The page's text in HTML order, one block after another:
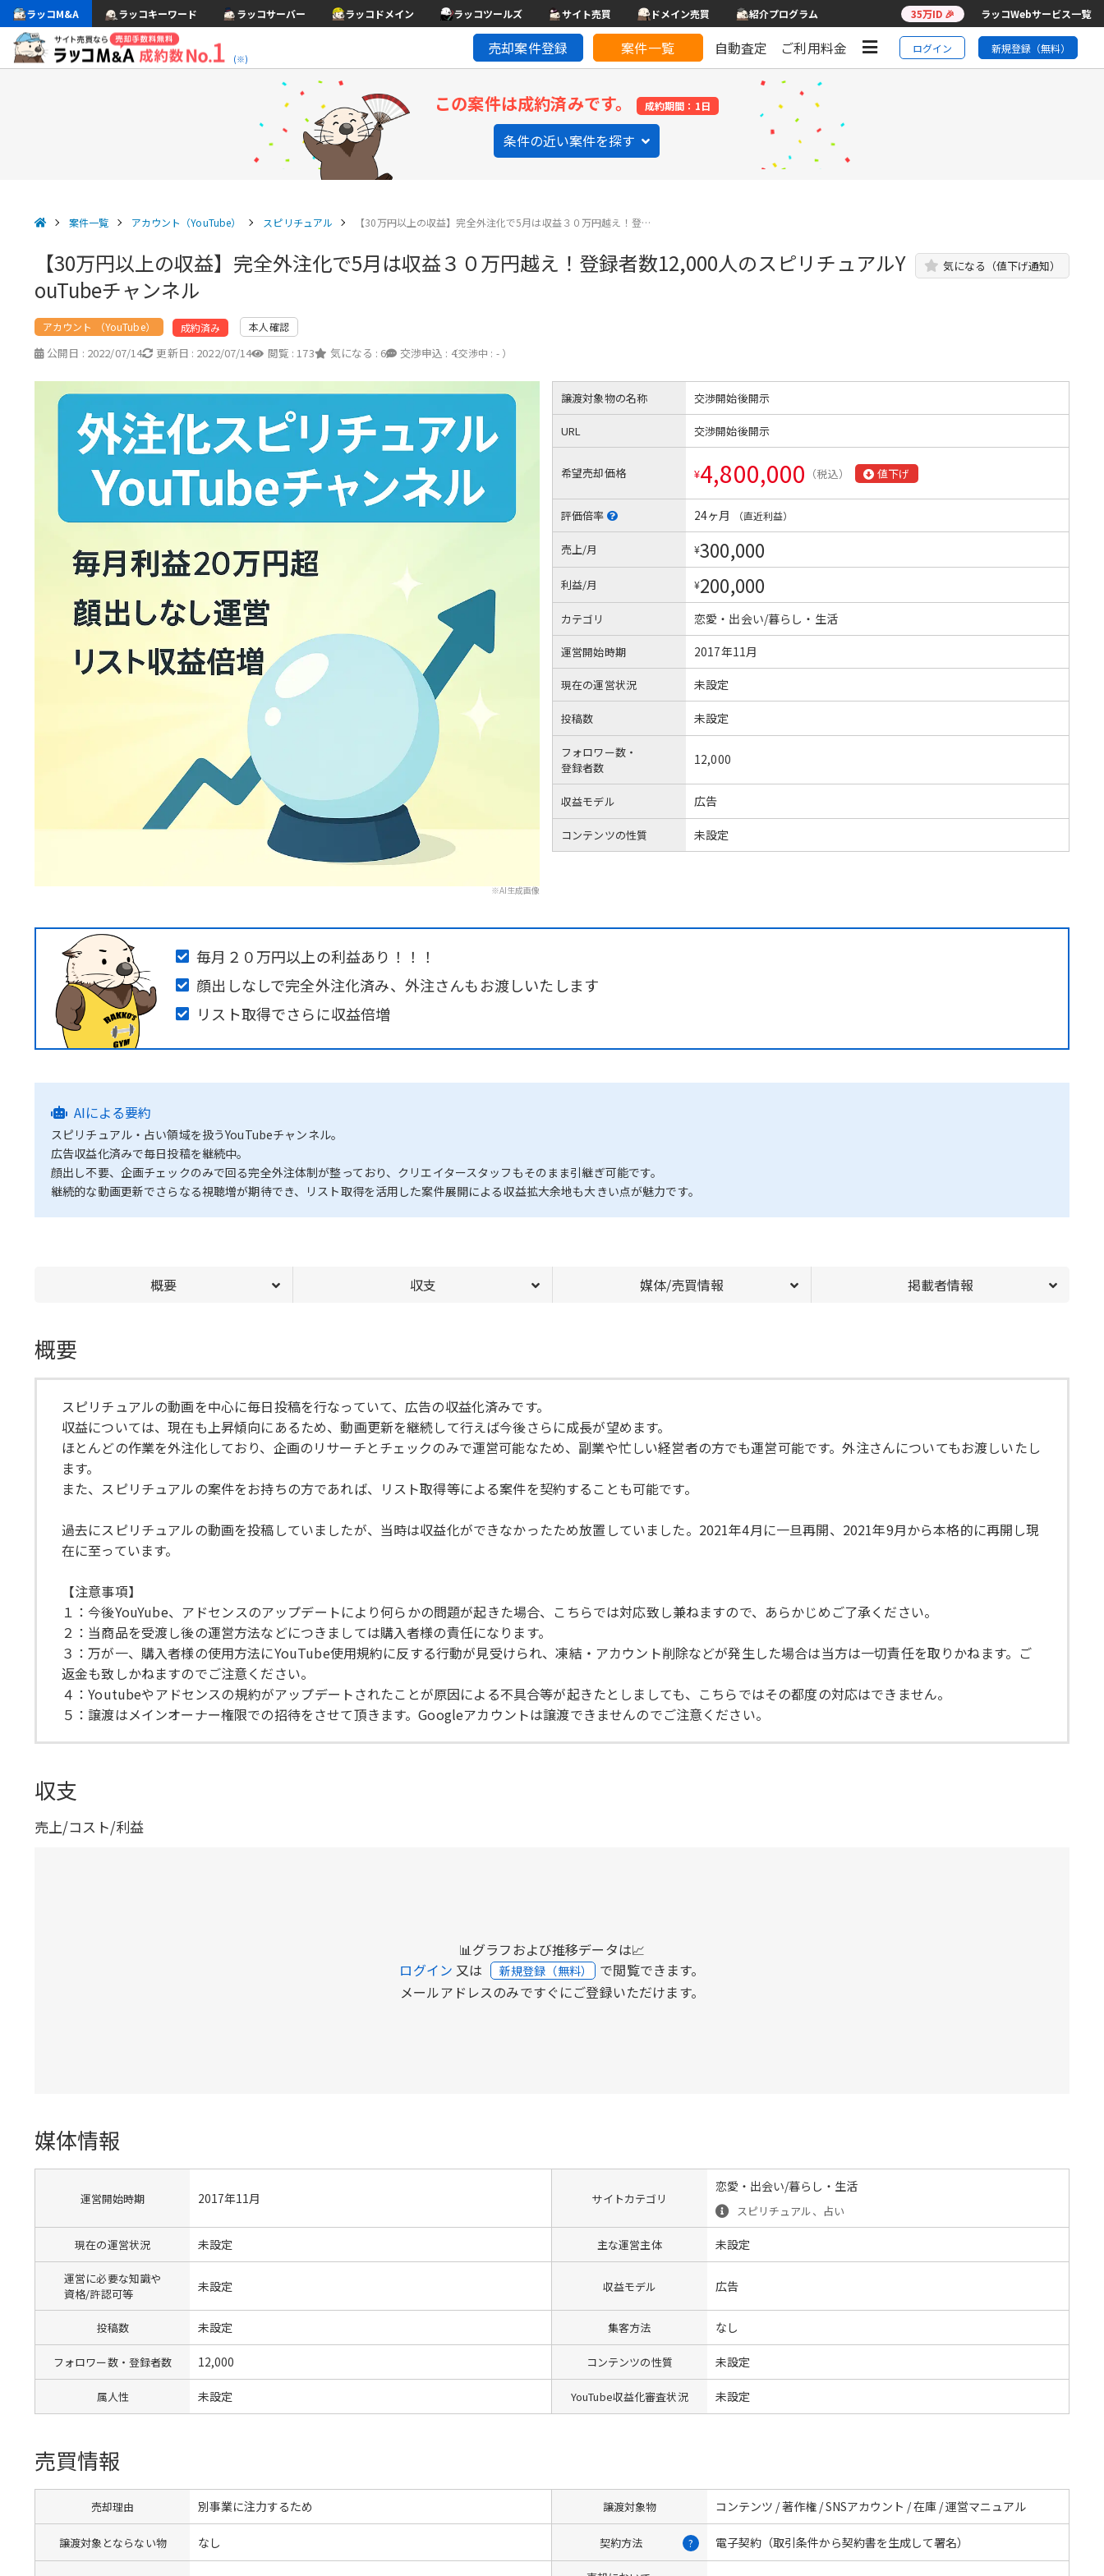
ラッコM&A ラッコキーワード ラッコサーバー ラッコドメイン ラッコツールズ サイト売買 ドメイン売買 紹介プログラム 35万ID 🎉 ラッコWebサービス一覧
(※)
売却案件登録 案件一覧 自動査定 ご利用料金 ログイン 新規登録（無料）
この案件は成約済みです。 成約期間：1日
条件の近い案件を探す
案件一覧 アカウント（YouTube） スピリチュアル 【30万円以上の収益】完全外注化で5月は収益３０万円越え！登…
【30万円以上の収益】完全外注化で5月は収益３０万円越え！登録者数12,000人のスピリチュアルY
ouTubeチャンネル
気になる（値下げ通知）
アカウント （YouTube） 成約済み 本人確認
公開日 : 2022/07/14 更新日 : 2022/07/14 閲覧 :173 気になる : 6 交渉申込 : 4
（交渉中 : - ）
※AI生成画像
譲渡対象物の名称 交渉開始後開示
URL 交渉開始後開示
希望売却価格 ¥4,800,000 （税込） 値下げ
評価倍率 24ヶ月 （直近利益）
売上/月 ¥300,000
利益/月 ¥200,000
カテゴリ 恋愛・出会い/暮らし・生活
運営開始時期 2017年11月
現在の運営状況 未設定
投稿数 未設定
フォロワー数・
登録者数
12,000
収益モデル 広告
コンテンツの性質 未設定
毎月２０万円以上の利益あり！！！
顔出しなしで完全外注化済み、外注さんもお渡しいたします
リスト取得でさらに収益倍増
AIによる要約
スピリチュアル・占い領域を扱うYouTubeチャンネル。
広告収益化済みで毎日投稿を継続中。
顔出し不要、企画チェックのみで回る完全外注体制が整っており、クリエイタースタッフもそのまま引継ぎ可能です。
継続的な動画更新でさらなる視聴増が期待でき、リスト取得を活用した案件展開による収益拡大余地も大きい点が魅力です。
概要 収支 媒体/売買情報 掲載者情報
概要
スピリチュアルの動画を中心に毎日投稿を行なっていて、広告の収益化済みです。
収益については、現在も上昇傾向にあるため、動画更新を継続して行えば今後さらに成長が望めます。
ほとんどの作業を外注化しており、企画のリサーチとチェックのみで運営可能なため、副業や忙しい経営者の方でも運営可能です。外注さんについてもお渡しいたし
ます。
また、スピリチュアルの案件をお持ちの方であれば、リスト取得等による案件を契約することも可能です。
過去にスピリチュアルの動画を投稿していましたが、当時は収益化ができなかったため放置していました。2021年4月に一旦再開、2021年9月から本格的に再開し現
在に至っています。
【注意事項】
１：今後YouYube、アドセンスのアップデートにより何らかの問題が起きた場合、こちらでは対応致し兼ねますので、あらかじめご了承ください。
２：当商品を受渡し後の運営方法などにつきましては購入者様の責任になります。
３：万が一、購入者様の使用方法にYouTube使用規約に反する行動が見受けられ、凍結・アカウント削除などが発生した場合は当方は一切責任を取りかねます。ご
返金も致しかねますのでご注意ください。
４：Youtubeやアドセンスの規約がアップデートされたことが原因による不具合等が起きたとしましても、こちらではその都度の対応はできません。
５：譲渡はメインオーナー権限での招待をさせて頂きます。Googleアカウントは譲渡できませんのでご注意ください。
収支
売上/コスト/利益
📊グラフおよび推移データは📈
ログイン 又は 新規登録（無料） で閲覧できます。
メールアドレスのみですぐにご登録いただけます。
媒体情報
運営開始時期 2017年11月 サイトカテゴリ
恋愛・出会い/暮らし・生活
スピリチュアル、占い
現在の運営状況 未設定 主な運営主体 未設定
運営に必要な知識や
資格/許認可等
未設定 収益モデル 広告
投稿数 未設定 集客方法 なし
フォロワー数・登録者数 12,000 コンテンツの性質 未設定
属人性 未設定 YouTube収益化審査状況 未設定
売買情報
売却理由 別事業に注力するため 譲渡対象物 コンテンツ / 著作権 / SNSアカウント / 在庫 / 運営マニュアル
譲渡対象とならない物 なし 契約方法 ? 電子契約（取引条件から契約書を生成して署名）